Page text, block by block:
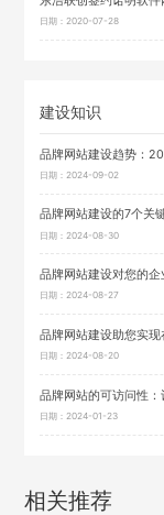
日期：2020-07-28
建设知识
品牌网站建设趋势：
日期：2024-09-02
品牌网站建设的7个关
日期：2024-08-30
品牌网站建设对您的企
日期：2024-08-27
品牌网站建设助您实现
日期：2024-08-20
品牌网站的可访问性
日期：2024-01-23
相关推荐